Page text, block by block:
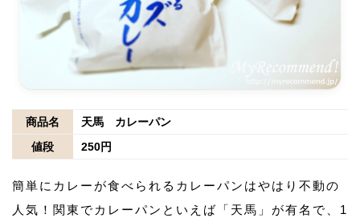
商品名
天馬 カレーパン
値段
250円
簡単にカレーが食べられるカレーパンはやはり不動の
人気！関東でカレーパンといえば「天馬」が有名で、1